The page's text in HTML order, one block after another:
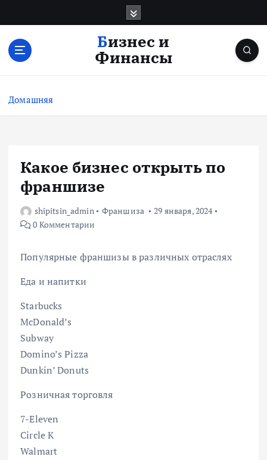
с
Бизнес и
Финансы
Домашняя
Какое бизнес открыть по
франшизе
shipitsin_admin Франшиза
29 января, 2024
0 Комментарии
Популярные франшизы в различных отраслях
Еда и напитки
Starbucks
McDonald’s
Subway
Domino’s Pizza
Dunkin’ Donuts
Розничная торговля
7-Eleven
Circle K
Walmart